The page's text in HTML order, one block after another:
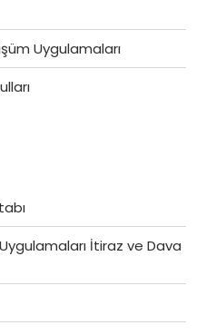
Uygulamaları
İtiraz ve Dava